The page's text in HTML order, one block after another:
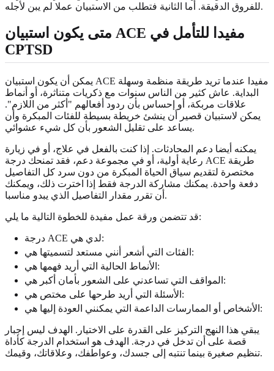
للفروق الدقيقة. أما الثانية فتطلب من الاستبيان عملا لم يبن لأجله.
متى يكون استبيان ACE مفيدا للتأمل في
CPTSD
يمكن أن يكون استبيان ACE مفيدا عندما تريد طريقة منظمة وسهلة
البداية. عاش كثير من الناس سنوات مع ذكريات متناثرة، أو أنماط
علاقات مربكة، أو إحساس بأن ردود أفعالهم "أكثر من اللازم".
يمكن لاستبيان قصير أن ينشئ خريطة بسيطة للفئات المبكرة وأن
يساعد على تقليل الشعور بأن كل شيء عشوائي.
يمكنه أيضا دعم المحادثات. إذا كنت بالفعل في علاج، أو في زيارة
رعاية أولية، أو في مجموعة دعم، فقد تمنحك درجة ACE طريقة
مختصرة لتقديم سياق الحياة المبكرة من دون سرد كل التفاصيل
دفعة واحدة. يمكنك مشاركة الدرجة فقط إذا اخترت ذلك، ويمكنك
أن تقرر مقدار التفاصيل الذي يبدو مناسبا.
قد تتضمن ورقة عمل مفيدة للخطوة التالية ما يلي:
درجة ACE لدي هي:
الفئات التي أشعر أنني مستعد لتسميتها هي:
الأنماط الحالية التي أريد فهمها هي:
المواقف التي تساعدني على الشعور بأمان أكبر هي:
الأسئلة التي أريد طرحها على مختص هي:
الأشخاص أو الممارسات الداعمة التي يمكنني العودة إليها هي:
يبقي هذا النهج التركيز على القدرة على الاختيار. الهدف ليس إجبار
قصة على أن تدخل في درجة. الهدف هو استخدام الدرجة كأداة
تنظيم صغيرة بينما تنتبه إلى جسدك، وعواطفك، وعلاقاتك، وقيمك.